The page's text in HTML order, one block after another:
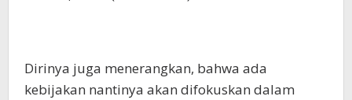
Dirinya juga menerangkan, bahwa ada
kebijakan nantinya akan difokuskan dalam